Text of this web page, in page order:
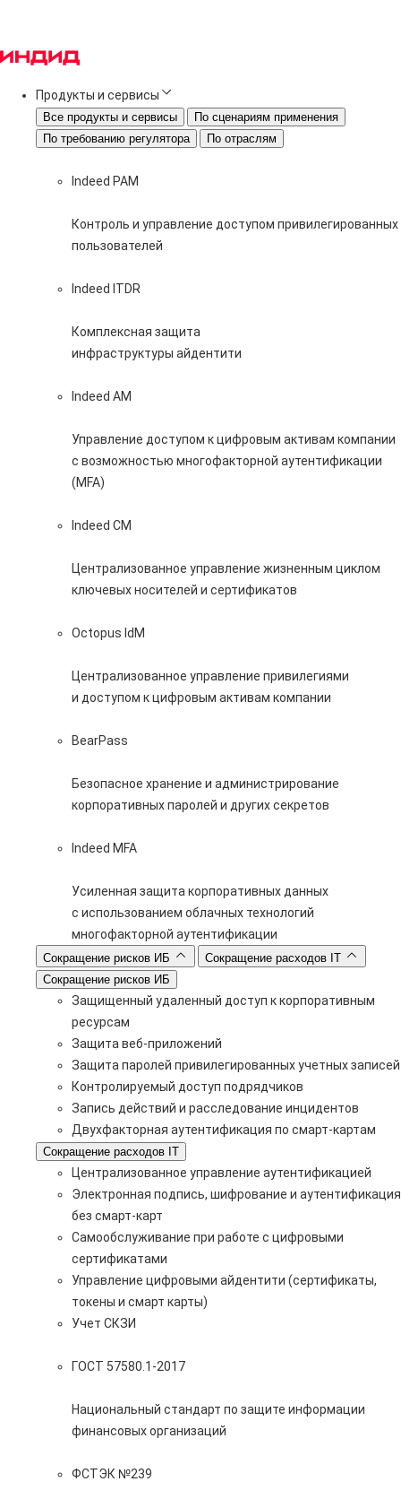
Продукты и сервисы
Все продукты и сервисы
По сценариям применения
По требованию регулятора
По отраслям
Indeed PAM
Контроль и управление доступом привилегированных
пользователей
Indeed ITDR
Комплексная защита
инфраструктуры айдентити
Indeed AM
Управление доступом к цифровым активам компании
с возможностью многофакторной аутентификации
(MFA)
Indeed CM
Централизованное управление жизненным циклом
ключевых носителей и сертификатов
Octopus IdM
Централизованное управление привилегиями
и доступом к цифровым активам компании
BearPass
Безопасное хранение и администрирование
корпоративных паролей и других секретов
Indeed MFA
Усиленная защита корпоративных данных
с использованием облачных технологий
многофакторной аутентификации
Сокращение рисков ИБ
Сокращение расходов IT
Сокращение рисков ИБ
Защищенный удаленный доступ к корпоративным
ресурсам
Защита веб-приложений
Защита паролей привилегированных учетных записей
Контролируемый доступ подрядчиков
Запись действий и расследование инцидентов
Двухфакторная аутентификация по смарт-картам
Сокращение расходов IT
Централизованное управление аутентификацией
Электронная подпись, шифрование и аутентификация
без смарт-карт
Самообслуживание при работе с цифровыми
сертификатами
Управление цифровыми айдентити (сертификаты,
токены и смарт карты)
Учет СКЗИ
ГОСТ 57580.1-2017
Национальный стандарт по защите информации
финансовых организаций
ФСТЭК №239